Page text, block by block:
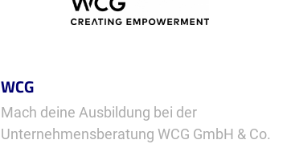
WCG
Mach deine Ausbildung bei der
Unternehmensberatung WCG GmbH & Co.